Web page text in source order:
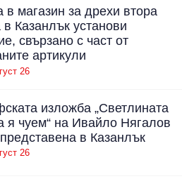
в магазин за дрехи втора
в Казанлък установи
свързано с част от
артикули
26
изложба „Светлината
я чуем“ на Ивайло Нягалов
в Казанлък
26